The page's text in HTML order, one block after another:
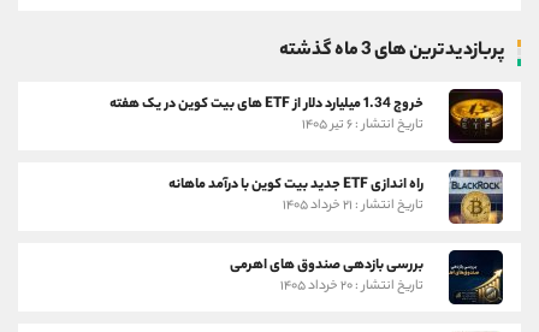
پربازدیدترین های 3 ماه گذشته
خروج 1.34 میلیارد دلار از ETF های بیت کوین در یک هفته
تاریخ انتشار : ۶ تیر ۱۴۰۵
راه اندازی ETF جدید بیت کوین با درآمد ماهانه
تاریخ انتشار : ۲۱ خرداد ۱۴۰۵
بررسی بازدهی صندوق های اهرمی
تاریخ انتشار : ۲۰ خرداد ۱۴۰۵